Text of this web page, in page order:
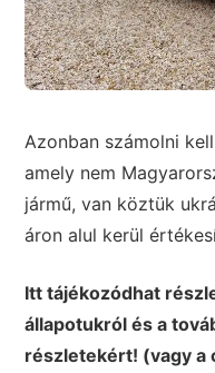
Azonban számolni
amely nem
jármű, van köztük
áron alul kerül
Itt tájékozódhat
állapotukról és a
részletekért! (vagy a